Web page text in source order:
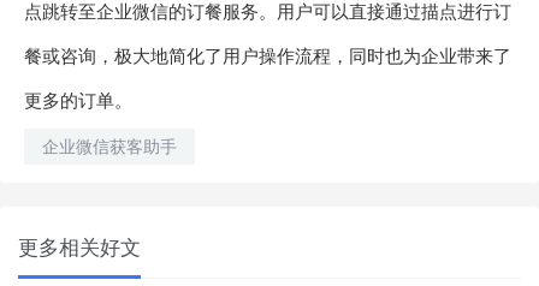
点跳转至企业微信的订餐服务。用户可以直接通过描点进行订
餐或咨询，极大地简化了用户操作流程，同时也为企业带来了
更多的订单。
企业微信获客助手
更多相关好文